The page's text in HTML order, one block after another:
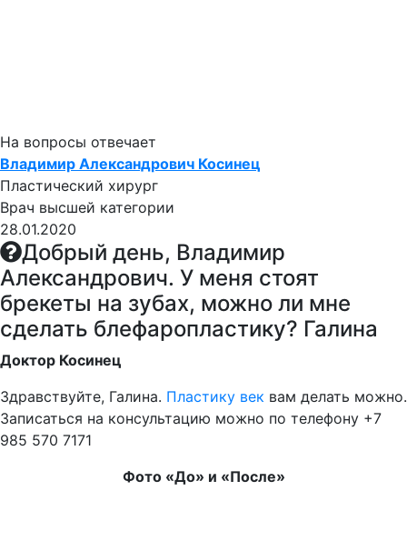
На вопросы отвечает
Владимир Александрович Косинец
Пластический хирург
Врач высшей категории
28.01.2020
Добрый день, Владимир
Александрович. У меня стоят
брекеты на зубах, можно ли мне
сделать блефаропластику? Галина
Доктор Косинец
Здравствуйте, Галина. Пластику век вам делать можно.
Записаться на консультацию можно по телефону +7
985 570 7171
Фото «До» и «После»